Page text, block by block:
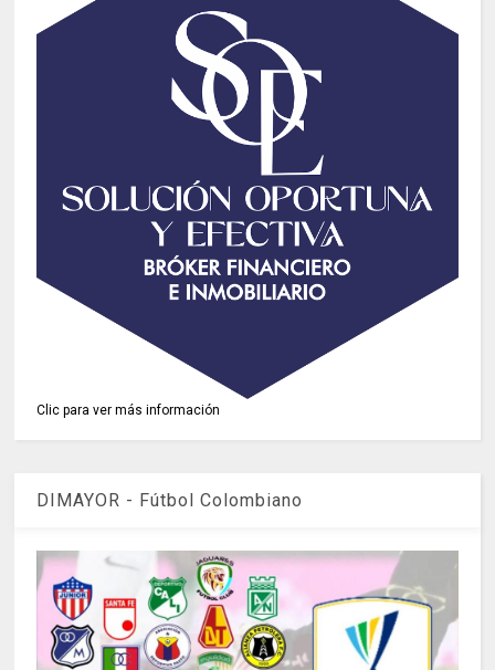
Clic para ver más información
DIMAYOR - Fútbol Colombiano